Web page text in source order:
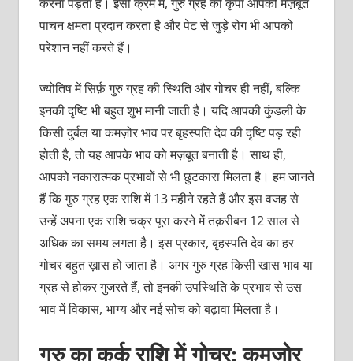
पाचन क्षमता प्रदान करता है और पेट से जुड़े रोग भी आपको
परेशान नहीं करते हैं।
ज्योतिष में सिर्फ़ गुरु ग्रह की स्थिति और गोचर ही नहीं, बल्कि
इनकी दृष्टि भी बहुत शुभ मानी जाती है। यदि आपकी कुंडली के
किसी दुर्बल या कमज़ोर भाव पर बृहस्पति देव की दृष्टि पड़ रही
होती है, तो यह आपके भाव को मज़बूत बनाती है। साथ ही,
आपको नकारात्मक प्रभावों से भी छुटकारा मिलता है। हम जानते
हैं कि गुरु ग्रह एक राशि में 13 महीने रहते हैं और इस वजह से
उन्हें अपना एक राशि चक्र पूरा करने में तक़रीबन 12 साल से
अधिक का समय लगता है। इस प्रकार, बृहस्पति देव का हर
गोचर बहुत ख़ास हो जाता है। अगर गुरु ग्रह किसी खास भाव या
ग्रह से होकर गुजरते हैं, तो इनकी उपस्थिति के प्रभाव से उस
भाव में विकास, भाग्य और नई सोच को बढ़ावा मिलता है।
गुरु का कर्क राशि में गोचर: कमज़ोर